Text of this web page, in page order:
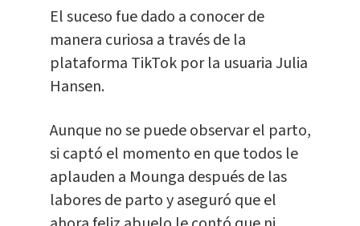
El suceso fue dado a conocer de
manera curiosa a través de la
plataforma TikTok por la usuaria Julia
Hansen.
Aunque no se puede observar el parto,
si captó el momento en que todos le
aplauden a Mounga después de las
labores de parto y aseguró que el